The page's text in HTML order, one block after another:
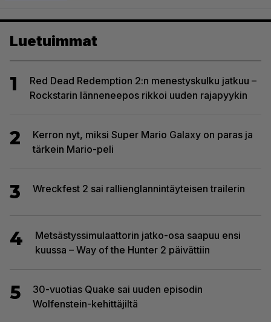
Luetuimmat
1
Red Dead Redemption 2:n menestyskulku jatkuu –
Rockstarin länneneepos rikkoi uuden rajapyykin
2
Kerron nyt, miksi Super Mario Galaxy on paras ja
tärkein Mario-peli
3 Wreckfest 2 sai rallienglannintäyteisen trailerin
4
Metsästyssimulaattorin jatko-osa saapuu ensi
kuussa – Way of the Hunter 2 päivättiin
5
30-vuotias Quake sai uuden episodin
Wolfenstein-kehittäjiltä